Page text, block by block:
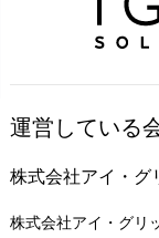
運営している
株式会社アイ・グ
株式会社アイ・グリ